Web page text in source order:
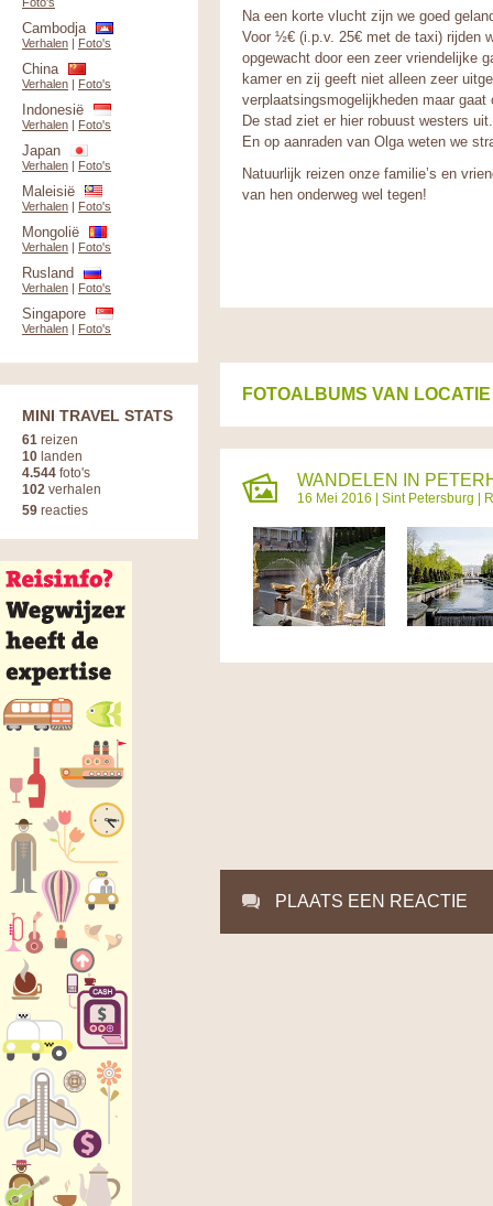
Na een korte vlucht zijn we goed
Voor ½€ (i.p.v. 25€ met de taxi) rijden
opgewacht door een zeer vriendelijke
kamer en zij geeft niet alleen zeer
verplaatsingsmogelijkheden maar
De stad ziet er hier robuust westers
En op aanraden van Olga weten we
Natuurlijk reizen onze familie’s en
van hen onderweg wel tegen!
FOTOALBUMS VAN
WANDELEN IN
16 Mei 2016 | Sint Petersburg |
PLAATS EEN REACTIE
Cambodja
Verhalen | Foto's
China
Verhalen | Foto's
Indonesië
Verhalen | Foto's
Japan
Verhalen | Foto's
Maleisië
Verhalen | Foto's
Mongolië
Verhalen | Foto's
Rusland
Verhalen | Foto's
Singapore
Verhalen | Foto's
MINI TRAVEL STATS
61 reizen
10 landen
4.544 foto's
102 verhalen
59 reacties